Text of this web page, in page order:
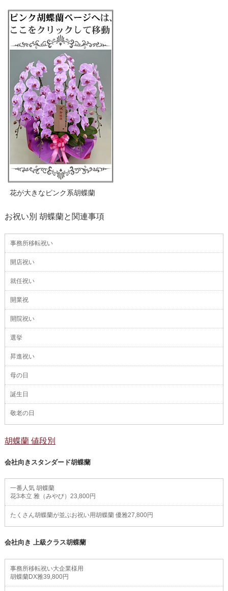
花が大きなピンク系胡蝶蘭
お祝い別 胡蝶蘭と関連事項
事務所移転祝い
開店祝い
就任祝い
開業祝
開院祝い
選挙
昇進祝い
母の日
誕生日
敬老の日
胡蝶蘭 値段別
会社向きスタンダード胡蝶蘭
一番人気 胡蝶蘭
花3本立 雅（みやび）23,800円
たくさん胡蝶蘭が並ぶお祝い用胡蝶蘭 優雅27,800円
会社向き 上級クラス胡蝶蘭
事務所移転祝い大企業様用
胡蝶蘭DX雅39,800円